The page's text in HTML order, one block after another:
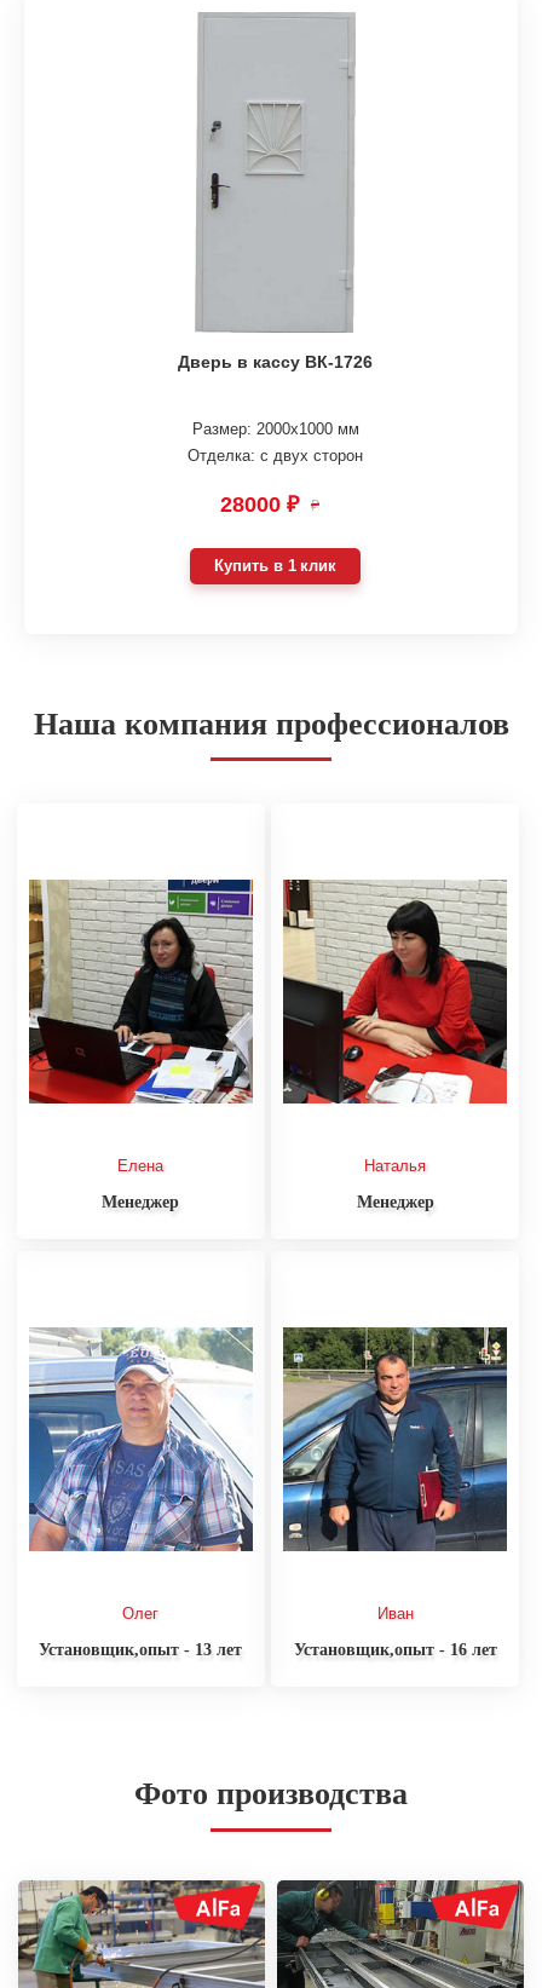
Дверь в кассу ВК-1726
Размер: 2000х1000 мм
Отделка: с двух сторон
28000 ₽ ₽
Купить в 1 клик
Наша компания профессионалов
Елена
Менеджер
Наталья
Менеджер
Олег
Установщик,опыт - 13 лет
Иван
Установщик,опыт - 16 лет
Фото производства